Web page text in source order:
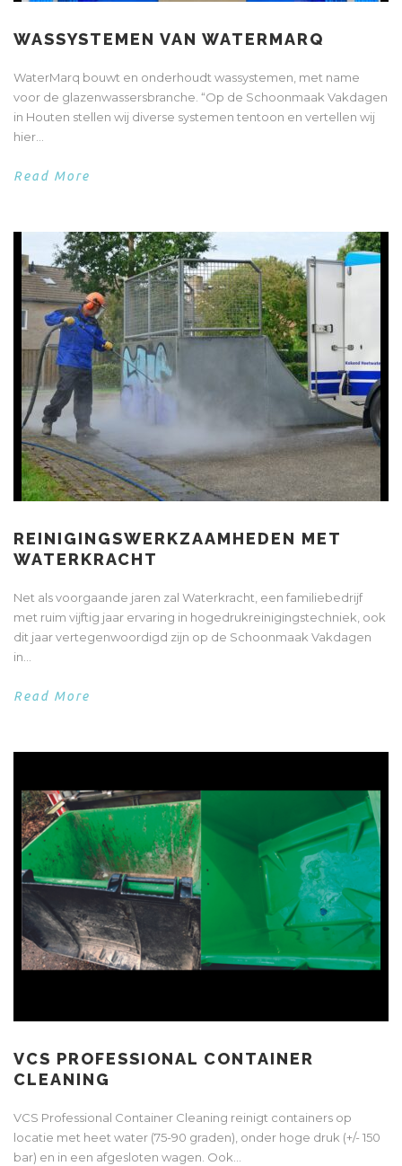
WASSYSTEMEN VAN WATERMARQ
WaterMarq bouwt en onderhoudt wassystemen, met name
voor de glazenwassersbranche. “Op de Schoonmaak Vakdagen
in Houten stellen wij diverse systemen tentoon en vertellen wij
hier...
Read More
REINIGINGSWERKZAAMHEDEN MET
WATERKRACHT
Net als voorgaande jaren zal Waterkracht, een familiebedrijf
met ruim vijftig jaar ervaring in hogedrukreinigingstechniek, ook
dit jaar vertegenwoordigd zijn op de Schoonmaak Vakdagen
in...
Read More
VCS PROFESSIONAL CONTAINER
CLEANING
VCS Professional Container Cleaning reinigt containers op
locatie met heet water (75-90 graden), onder hoge druk (+/- 150
bar) en in een afgesloten wagen. Ook...